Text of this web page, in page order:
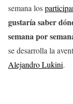
semana los
gustaría saber
semana por
se desarrolla la
Alejandro Lukini.